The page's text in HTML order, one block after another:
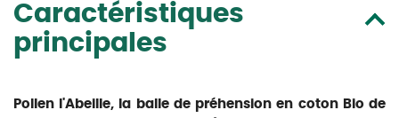
Caractéristiques
principales
Pollen l'Abeille, la balle de préhension en coton Bio de